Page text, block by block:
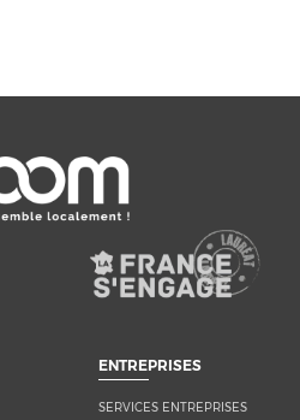
SERVICES ENTREPRISES